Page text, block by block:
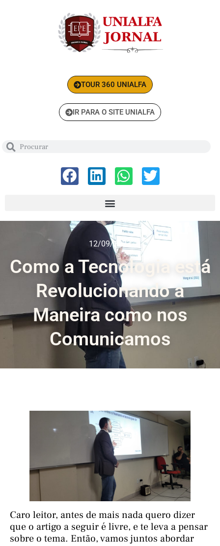
TOUR 360 UNIALFA
IR PARA O SITE UNIALFA
12/09/2023
Como a Tecnologia está
Revolucionando a
Maneira como nos
Comunicamos
Caro leitor, antes de mais nada quero dizer
que o artigo a seguir é livre, e te leva a pensar
sobre o tema. Então, vamos juntos abordar